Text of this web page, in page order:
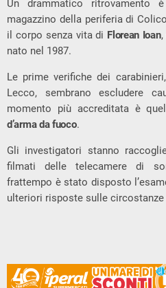
Un drammatico
magazzino della periferia di
il corpo senza vita di Florean Ioan,
nato nel 1987.
Le prime verifiche dei
Lecco, sembrano escludere
momento più accreditata è
d’arma da fuoco.
Gli investigatori stanno
filmati delle telecamere di
frattempo è stato disposto
ulteriori risposte sulle